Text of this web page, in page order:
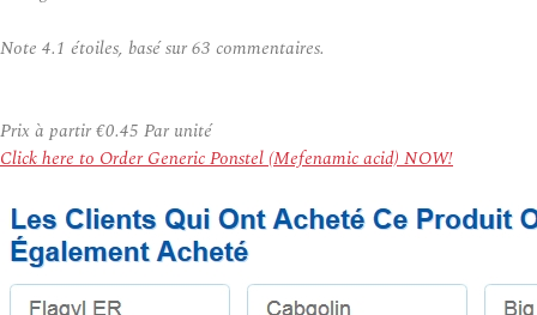
Note 4.1 étoiles, basé sur63 commentaires.
Prix à partir€0.45 Par unité
Click here to Order Generic Ponstel (Mefenamic acid) NOW!